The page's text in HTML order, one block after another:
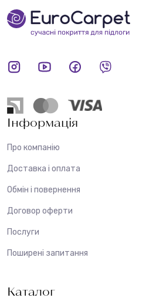
Інформація
Про компанію
Доставка і оплата
Обмін і повернення
Договор оферти
Послуги
Поширені запитання
Каталог